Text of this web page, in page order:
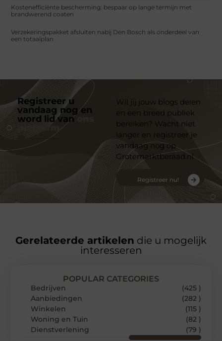
Kostenefficiënte bescherming: bespaar op lange termijn met
brandwerend coaten
Verzekeringspakket afsluiten nabij Den Bosch als onderdeel van
een totaalplan
Registreer u
vandaag nog en
word lid van
platform
Wil jij jouw blogs delen
en een breed publiek
bereiken? Wacht niet
langer en registreer je
vandaag nog op
Grotemarktberaad.nl
Registreer nu!
Gerelateerde artikelen die u mogelijk
interesseren
POPULAR CATEGORIES
Bedrijven
(425 )
Aanbiedingen
(282 )
Winkelen
(115 )
Woning en Tuin
(82 )
Dienstverlening
(79 )